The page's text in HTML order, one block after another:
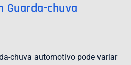
Guarda-chuva
chuva automotivo pode variar